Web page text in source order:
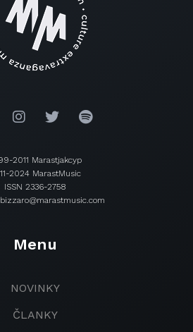
2011 Marastjakcyp
2024 MarastMusic
ISSN 2336-2758
Menu
NOVINKY
ČLANKY